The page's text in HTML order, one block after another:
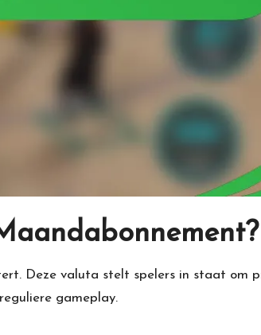
Deze valuta stelt spelers in staat om
gameplay.